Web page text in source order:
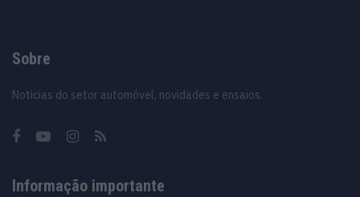
Sobre
Noticias do setor automóvel, novidades e ensaios.
Informação importante